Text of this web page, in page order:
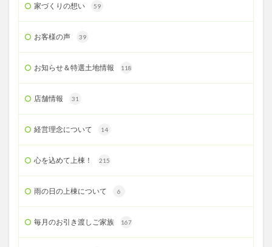
家づくりの想い 59
お客様の声 39
お知らせ＆特選土地情報 118
店舗情報 31
経営理念について 14
心を込めて上棟！ 215
雨の日の上棟について 6
毎月のお引き渡しご家族 167